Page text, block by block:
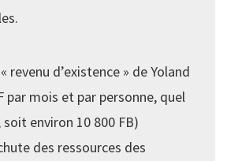
revenu d’existence » de Yoland
par mois et par personne, quel
environ 10 800 FB)
des ressources des